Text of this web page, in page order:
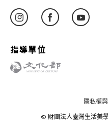
指導單位
隱私權
© 財團法人臺灣生活美